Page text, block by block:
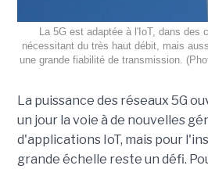
La 5G est adaptée à l'IoT, dans des
nécessitant du très haut débit, mais
une grande fiabilité de transmission.
La puissance des réseaux 5G
un jour la voie à de nouvelles
d'applications IoT, mais pour
grande échelle reste un défi.